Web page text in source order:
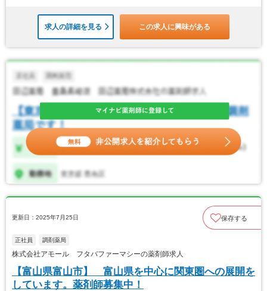
求人の詳細を見る この求人に興味がある
更新日：2025年7月25日 保存する
正社員 調剤薬局
株式会社アモール フタバファーマシーの薬剤師求人
【富山県富山市】 富山県を中心に関東圏への展開を
しています。薬剤師募集中！